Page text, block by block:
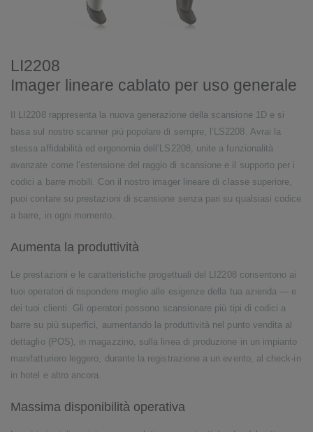
LI2208
Imager lineare cablato per uso generale
Il LI2208 rappresenta la nuova generazione della scansione 1D e si
basa sul nostro scanner più popolare di sempre, l’LS2208. Avrai la
stessa affidabilità ed ergonomia dell’LS2208, unite a funzionalità
avanzate come l’estensione del raggio di scansione e il supporto per i
codici a barre mobili. Con il nostro imager lineare di classe superiore,
puoi contare su prestazioni di scansione senza pari su qualsiasi codice
a barre, in ogni momento.
Aumenta la produttività
Le prestazioni e le caratteristiche progettuali del LI2208 consentono ai
tuoi operatori di rispondere meglio alle esigenze della tua azienda — e
dei tuoi clienti. Gli operatori possono scansionare più tipi di codici a
barre su più superfici, aumentando la produttività nel punto vendita al
dettaglio (POS), in magazzino, sulla linea di produzione in un impianto
manifatturiero leggero, durante la registrazione a un evento, al check-in
in hotel e altro ancora.
Massima disponibilità operativa